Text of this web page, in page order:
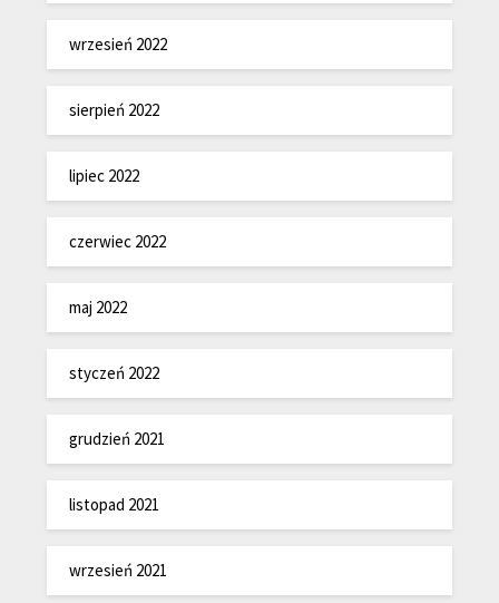
wrzesień 2022
sierpień 2022
lipiec 2022
czerwiec 2022
maj 2022
styczeń 2022
grudzień 2021
listopad 2021
wrzesień 2021